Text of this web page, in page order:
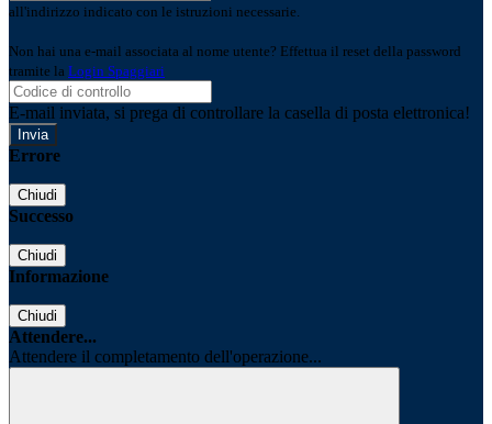
all'indirizzo indicato con le istruzioni necessarie.
Non hai una e-mail associata al nome utente? Effettua il reset della password
tramite la Login Spaggiari
E-mail inviata, si prega di controllare la casella di posta elettronica!
Errore
Chiudi
Successo
Chiudi
Informazione
Chiudi
Attendere...
Attendere il completamento dell'operazione...